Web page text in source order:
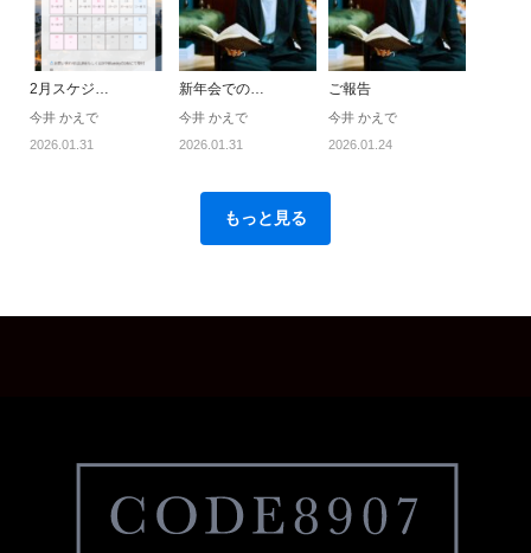
2月スケジ…
今井 かえで
2026.01.31
新年会での…
今井 かえで
2026.01.31
ご報告
今井 かえで
2026.01.24
もっと見る